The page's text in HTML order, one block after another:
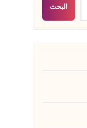
البحث